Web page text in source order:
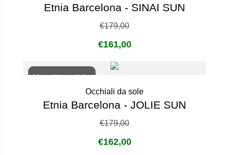
Etnia Barcelona - SINAI SUN
€179,00
€161,00
Occhiali da sole
Etnia Barcelona - JOLIE SUN
€179,00
€162,00